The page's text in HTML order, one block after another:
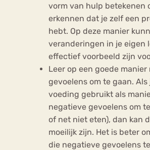
vorm van hulp betekenen
erkennen dat je zelf een
hebt. Op deze manier
veranderingen in je eigen
effectief voorbeeld zijn
Leer op een goede manier
gevoelens om te gaan. Als
voeding gebruikt als
negatieve gevoelens om
of net niet eten), dan kan
moeilijk zijn. Het is beter
die negatieve gevoelens te